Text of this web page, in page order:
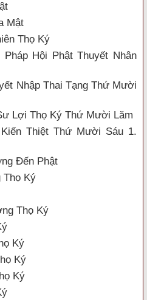
Mật
Thọ Ký
Hội Phật Thuyết Nhân
Nhập Thai Tạng Thứ Mười
Lợi Thọ Ký Thứ Mười Lăm
Thiệt Thứ Mười Sáu 1.
Đến Phật
Thọ Ký
Thọ Ký
Ký
Ký
Ký